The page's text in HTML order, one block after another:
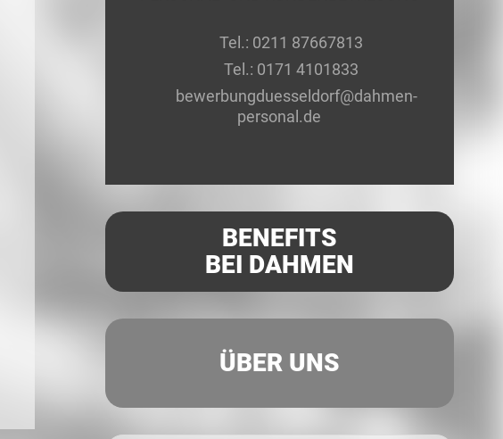
Tel.: 0211 87667813
Tel.: 0171 4101833
bewerbungduesseldorf@dahmen-
personal.de
BENEFITS
BEI DAHMEN
ÜBER UNS